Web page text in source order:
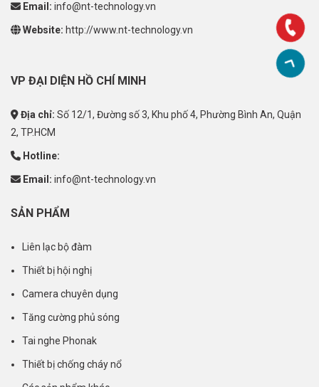
Email: info@nt-technology.vn
Website: http://www.nt-technology.vn
VP ĐẠI DIỆN HỒ CHÍ MINH
Địa chỉ: Số 12/1, Đường số 3, Khu phố 4, Phường Bình An, Quận
2, TP.HCM
Hotline:
Email: info@nt-technology.vn
SẢN PHẨM
Liên lạc bộ đàm
Thiết bị hội nghị
Camera chuyên dụng
Tăng cường phủ sóng
Tai nghe Phonak
Thiết bị chống cháy nổ